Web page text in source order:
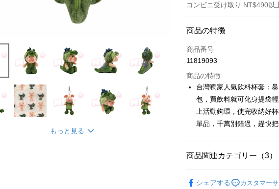
もっと見る
コンビニ受け取り NT$490以
お支払い方法
クレジットカード1回払い
コンビニ店頭代金引換
LINE Pay
Apple Pay
JKOPAY
AFTEE代金後払い
1.お支払い方法でAFTEE代金後
ATM払い
商品の特徴
商品番号
11819093
商品の特徴
台灣獨家人氣飲料杯套：
包，買飲料就可化身提袋
上活動鉤環，使完收納好
單品，千萬別錯過，趕快
商品関連カテゴリー（3）
シェアする カスタマー